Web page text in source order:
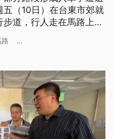
（10日）在台東市郊就
道，行人走在馬路上被
路 ...